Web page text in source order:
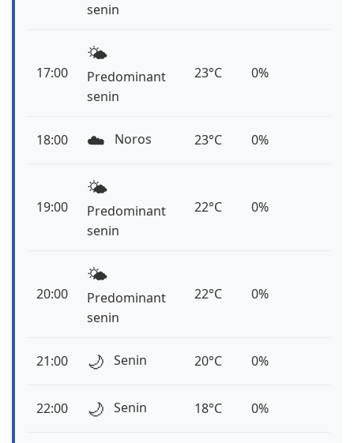
senin
17:00
🌤️
Predominant
senin
23°C 0%
18:00 ☁️ Noros 23°C 0%
19:00
🌤️
Predominant
senin
22°C 0%
20:00
🌤️
Predominant
senin
22°C 0%
21:00 🌙 Senin 20°C 0%
22:00 🌙 Senin 18°C 0%